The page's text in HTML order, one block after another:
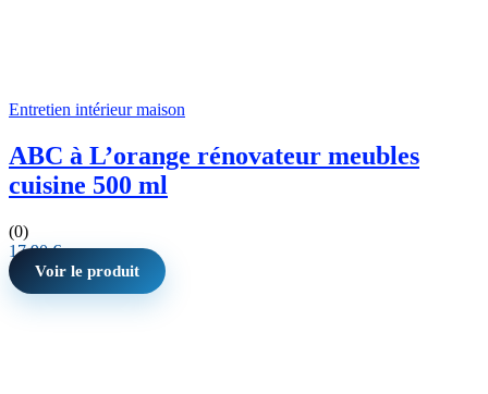
Entretien intérieur maison
ABC à L’orange rénovateur meubles
cuisine 500 ml
(0)
17,90€
Voir le produit